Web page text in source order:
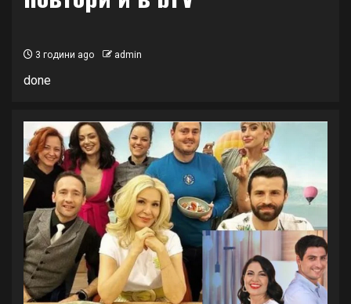
3 години ago admin
done